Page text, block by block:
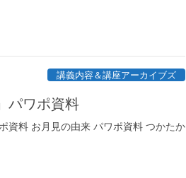
講義内容＆講座アーカイブズ
パワポ資料
料 お月見の由来 パワポ資料 つかたか